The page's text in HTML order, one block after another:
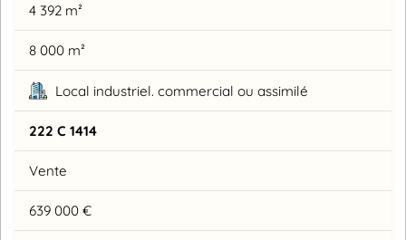
4 392 m²
8 000 m²
Local industriel. commercial ou assimilé
222 C 1414
Vente
639 000 €